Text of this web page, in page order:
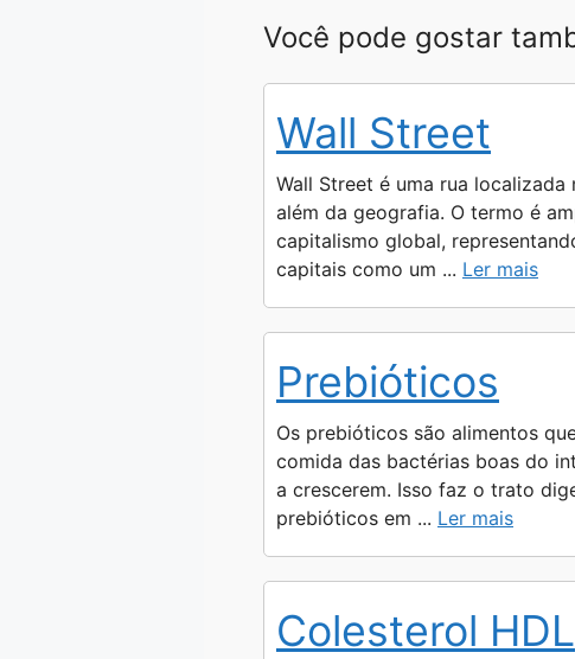
h
a
s
A
p
p
e
l
g
r
a
m
e
s
e
n
g
e
r
a
c
b
o
o
k
o
p
i
n
k
h
a
Você pode gostar
Wall Street
Wall Street é uma rua
além da geografia. O termo é
capitalismo global,
capitais como um ... Ler mais
Prebióticos
Os prebióticos são alimentos
comida das bactérias boas do
a crescerem. Isso faz o trato
prebióticos em ... Ler mais
Colesterol HDL